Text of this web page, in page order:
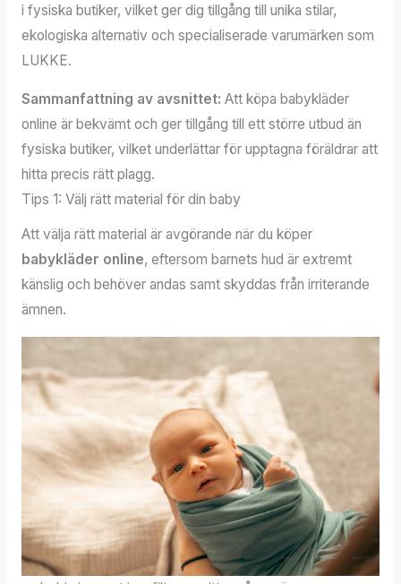
i fysiska butiker, vilket ger dig tillgång till unika stilar,
ekologiska alternativ och specialiserade varumärken som
LUKKE.
Sammanfattning av avsnittet: Att köpa babykläder
online är bekvämt och ger tillgång till ett större utbud än
fysiska butiker, vilket underlättar för upptagna föräldrar att
hitta precis rätt plagg.
Tips 1: Välj rätt material för din baby
Att välja rätt material är avgörande när du köper
babykläder online, eftersom barnets hud är extremt
känslig och behöver andas samt skyddas från irriterande
ämnen.